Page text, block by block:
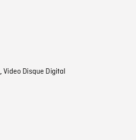
,Video Disque Digital